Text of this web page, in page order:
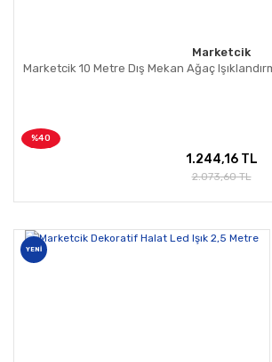
Marketcik
Marketcik 10 Metre Dış Mekan Ağaç
%40
1.244,16 TL
2.073,60 TL
YENİ